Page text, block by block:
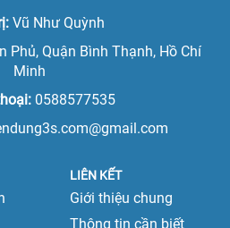
Vũ Như Quỳnh
0588577535